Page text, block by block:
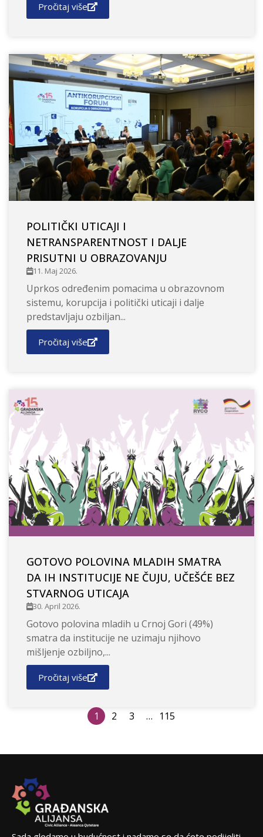
Pročitaj više
POLITIČKI UTICAJI I
NETRANSPARENTNOST I DALJE
PRISUTNI U OBRAZOVANJU
11. Maj 2026.
Uprkos određenim pomacima u obrazovnom
sistemu, korupcija i politički uticaji i dalje
predstavljaju ozbiljan...
Pročitaj više
GOTOVO POLOVINA MLADIH SMATRA
DA IH INSTITUCIJE NE ČUJU, UČEŠĆE BEZ
STVARNOG UTICAJA
30. April 2026.
Gotovo polovina mladih u Crnoj Gori (49%)
smatra da institucije ne uzimaju njihovo
mišljenje ozbiljno,...
Pročitaj više
1 2 3 … 115